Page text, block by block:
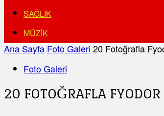
SAĞLIK
MÜZIK
Ana Sayfa Foto Galeri 20 Fotoğrafla
Foto Galeri
20 FOTOĞRAFLA